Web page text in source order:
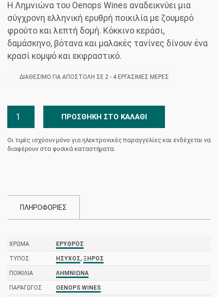
was:
€19,70.
τιμή
είναι:
€17,80.
Η Λημνιώνα του Oenops Wines αναδεικνύει μια
σύγχρονη ελληνική ερυθρή ποικιλία με ζουμερό
φρούτο και λεπτή δομή. Κόκκινο κεράσι,
δαμάσκηνο, βότανα και μαλακές τανίνες δίνουν ένα
κρασί κομψό και εκφραστικό.
ΔΙΑΘΈΣΙΜΟ ΓΙΑ ΑΠΟΣΤΟΛΉ ΣΕ 2 - 4 ΕΡΓΆΣΙΜΕΣ ΜΈΡΕΣ
Λημνιώνα
Oenops
Wines
ΠΡΟΣΘΉΚΗ ΣΤΟ ΚΑΛΆΘΙ
Οι τιμές ισχύουν μόνο για ηλεκτρονικές παραγγελίες και ενδέχεται να
διαφέρουν στα φυσικά καταστήματα.
ΠΛΗΡΟΦΟΡΙΕΣ
ΧΡΏΜΑ ΕΡΥΘΡΌΣ
ΤΎΠΟΣ ΉΣΥΧΟΣ, ΞΗΡΌΣ
ΠΟΙΚΙΛΊΑ ΛΗΜΝΙΏΝΑ
ΠΑΡΑΓΩΓΌΣ OENOPS WINES